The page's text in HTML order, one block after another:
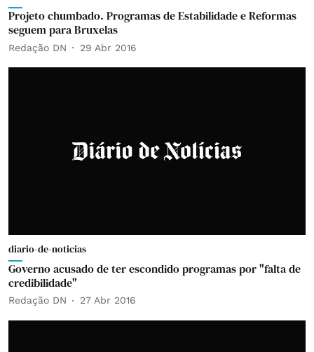
Projeto chumbado. Programas de Estabilidade e Reformas
seguem para Bruxelas
Redação DN 29 Abr 2016
diario-de-noticias
Governo acusado de ter escondido programas por "falta de
credibilidade"
Redação DN 27 Abr 2016